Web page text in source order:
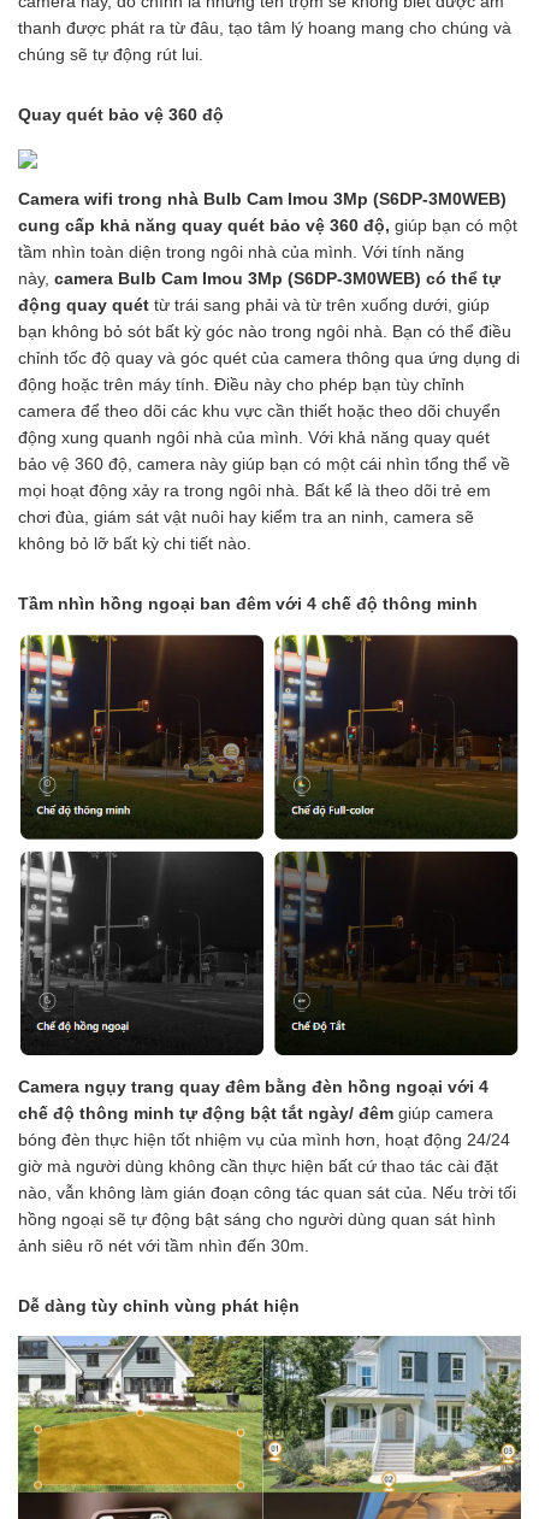
thanh được phát ra từ đâu, tạo tâm lý hoang mang cho chúng và
chúng sẽ tự động rút lui.
Quay quét bảo vệ 360 độ
Camera wifi trong nhà Bulb Cam Imou 3Mp (S6DP-3M0WEB)
cung cấp khả năng quay quét bảo vệ 360 độ, giúp bạn có một
tầm nhìn toàn diện trong ngôi nhà của mình. Với tính năng
này, camera Bulb Cam Imou 3Mp (S6DP-3M0WEB) có thể tự
động quay quét từ trái sang phải và từ trên xuống dưới, giúp
bạn không bỏ sót bất kỳ góc nào trong ngôi nhà. Bạn có thể điều
chỉnh tốc độ quay và góc quét của camera thông qua ứng dụng di
động hoặc trên máy tính. Điều này cho phép bạn tùy chỉnh
camera để theo dõi các khu vực cần thiết hoặc theo dõi chuyển
động xung quanh ngôi nhà của mình. Với khả năng quay quét
bảo vệ 360 độ, camera này giúp bạn có một cái nhìn tổng thể về
mọi hoạt động xảy ra trong ngôi nhà. Bất kể là theo dõi trẻ em
chơi đùa, giám sát vật nuôi hay kiểm tra an ninh, camera sẽ
không bỏ lỡ bất kỳ chi tiết nào.
Tầm nhìn hồng ngoại ban đêm với 4 chế độ thông minh
Camera ngụy trang quay đêm bằng đèn hồng ngoại với 4
chế độ thông minh tự động bật tắt ngày/ đêm giúp camera
bóng đèn thực hiện tốt nhiệm vụ của mình hơn, hoạt động 24/24
giờ mà người dùng không cần thực hiện bất cứ thao tác cài đặt
nào, vẫn không làm gián đoạn công tác quan sát của. Nếu trời tối
hồng ngoại sẽ tự động bật sáng cho người dùng quan sát hình
ảnh siêu rõ nét với tầm nhìn đến 30m.
Dễ dàng tùy chỉnh vùng phát hiện